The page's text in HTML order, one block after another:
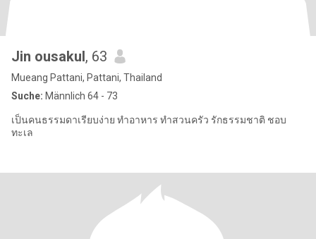
Jin ousakul, 63
Mueang Pattani, Pattani, Thailand
Suche: Männlich 64 - 73
เป็นคนธรรมดาเรียบง่าย ทำอาหาร ทำสวนครัว รักธรรมชาติ ชอบ
ทะเล